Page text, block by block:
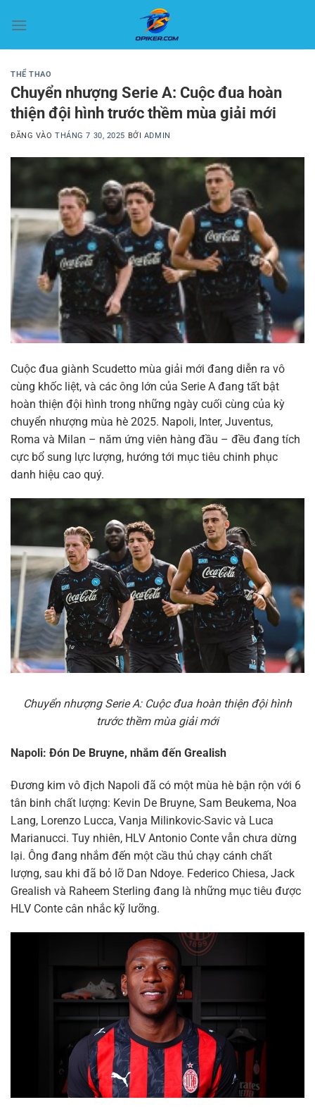
qua
THỂ THAO
Chuyển nhượng Serie A: Cuộc đua hoàn
thiện đội hình trước thềm mùa giải mới
ĐĂNG VÀOTHÁNG 7 30, 2025 BỞI ADMIN
Cuộc đua giành Scudetto mùa giải mới đang diễn ra vô
cùng khốc liệt, và các ông lớn của Serie A đang tất bật
hoàn thiện đội hình trong những ngày cuối cùng của kỳ
chuyển nhượng mùa hè 2025. Napoli, Inter, Juventus,
Roma và Milan – năm ứng viên hàng đầu – đều đang tích
cực bổ sung lực lượng, hướng tới mục tiêu chinh phục
danh hiệu cao quý.
Chuyển nhượng Serie A: Cuộc đua hoàn thiện đội hình
trước thềm mùa giải mới
Napoli: Đón De Bruyne, nhắm đến Grealish
Đương kim vô địch Napoli đã có một mùa hè bận rộn với 6
tân binh chất lượng: Kevin De Bruyne, Sam Beukema, Noa
Lang, Lorenzo Lucca, Vanja Milinkovic-Savic và Luca
Marianucci. Tuy nhiên, HLV Antonio Conte vẫn chưa dừng
lại. Ông đang nhắm đến một cầu thủ chạy cánh chất
lượng, sau khi đã bỏ lỡ Dan Ndoye. Federico Chiesa, Jack
Grealish và Raheem Sterling đang là những mục tiêu được
HLV Conte cân nhắc kỹ lưỡng.